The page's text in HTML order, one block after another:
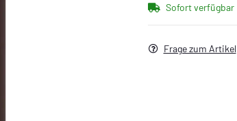
Sofort verfügbar
Frage zum Artikel